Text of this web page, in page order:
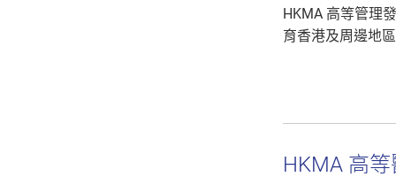
HKMA 高等管理
育香港及周邊地
HKMA 高